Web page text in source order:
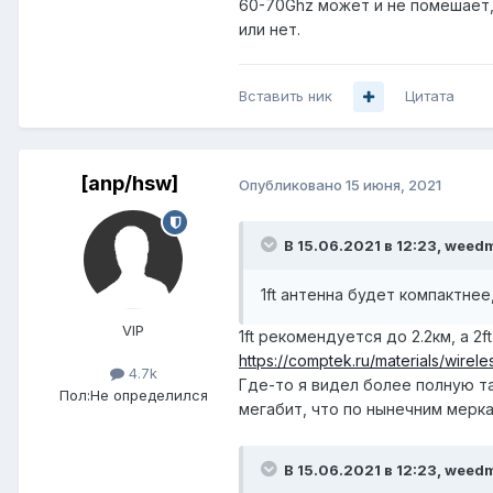
60-70Ghz может и не
или нет.
Вставить ник Цитата
[anp/hsw]
VIP
4.7k
Пол:Не определился
Опубликовано 15 июня, 2021
В 15.06.2021 в 12:23,
1ft антенна будет
1ft рекомендуется до 2.2км, а
https://comptek.ru/materials/
Где-то я видел более полную
мегабит, что по нынечним
В 15.06.2021 в 12:23,